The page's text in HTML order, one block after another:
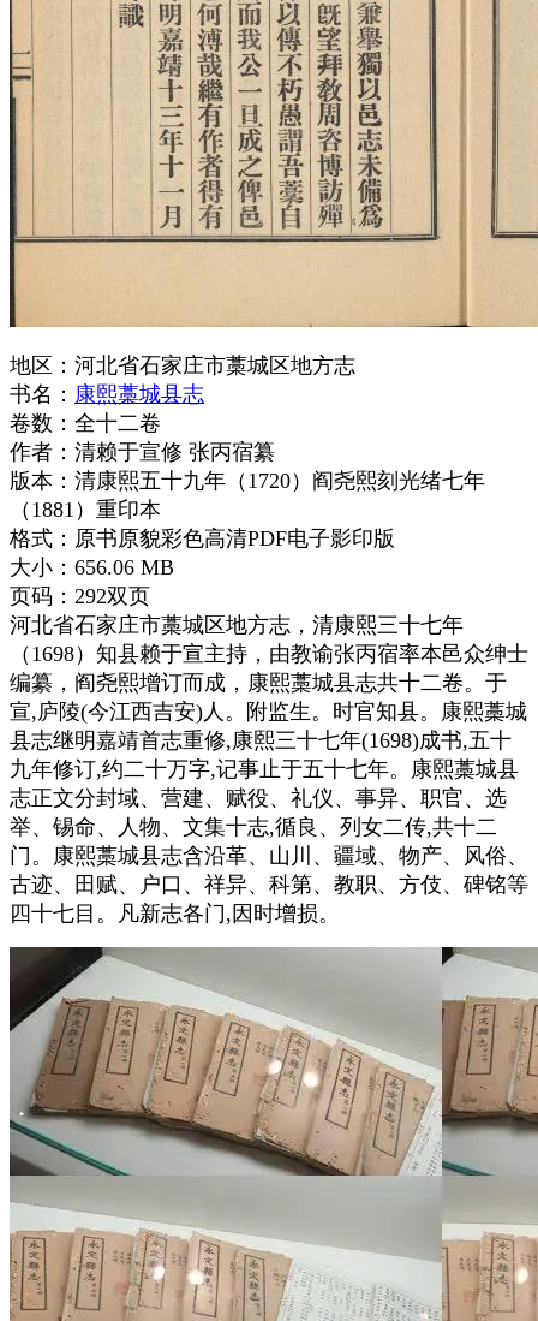
地区：河北省石家庄市藁城区地方志
书名： 康熙藁城县志
卷数：全十二卷
作者：清赖于宣修 张丙宿纂
版本：清康熙五十九年（1720）阎尧熙刻光绪七年
（1881）重印本
格式：原书原貌彩色高清PDF电子影印版
大小：656.06 MB
页码：292双页
河北省石家庄市藁城区地方志，清康熙三十七年
（1698）知县赖于宣主持，由教谕张丙宿率本邑众绅士
编纂，阎尧熙增订而成，康熙藁城县志共十二卷。于
宣,庐陵(今江西吉安)人。附监生。时官知县。康熙藁城
县志继明嘉靖首志重修,康熙三十七年(1698)成书,五十
九年修订,约二十万字,记事止于五十七年。康熙藁城县
志正文分封域、营建、赋役、礼仪、事异、职官、选
举、锡命、人物、文集十志,循良、列女二传,共十二
门。康熙藁城县志含沿革、山川、疆域、物产、风俗、
古迹、田赋、户口、祥异、科第、教职、方伎、碑铭等
四十七目。凡新志各门,因时增损。